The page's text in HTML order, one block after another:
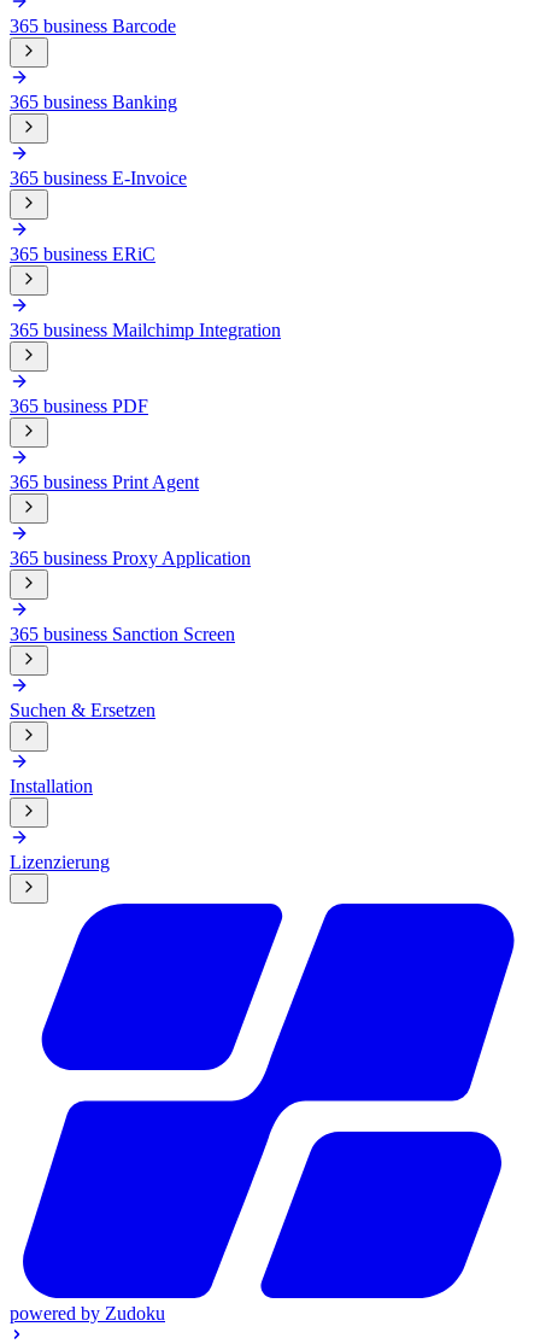
365 business Barcode
365 business Banking
365 business E-Invoice
365 business ERiC
365 business Mailchimp Integration
365 business PDF
365 business Print Agent
365 business Proxy Application
365 business Sanction Screen
Suchen & Ersetzen
Installation
Lizenzierung
powered by Zudoku